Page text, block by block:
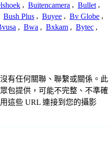
, Buitencamera , Bullet ,
Bush Plus , Buyee , Bv Globe ,
, Bwa , Bxkam , Bytec ,
有任何關聯、聯繫或關係。此
包提供，可能不完整、不準確
這些 URL 連接到您的攝影